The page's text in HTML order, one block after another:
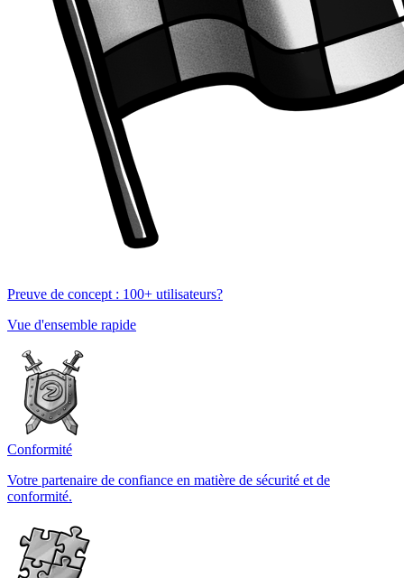
Preuve de concept : 100+ utilisateurs?
Vue d'ensemble rapide
Conformité
Votre partenaire de confiance en matière de sécurité et de
conformité.